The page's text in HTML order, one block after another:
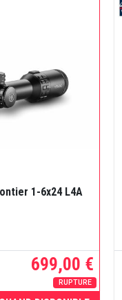
1-6x24 L4A
699,00 €
RUPTURE